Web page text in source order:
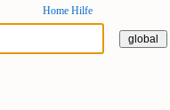
Home Hilfe